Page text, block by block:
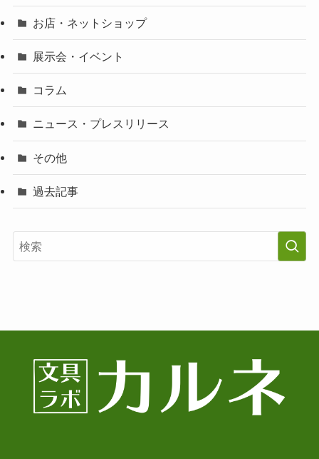
お店・ネットショップ
展示会・イベント
コラム
ニュース・プレスリリース
その他
過去記事